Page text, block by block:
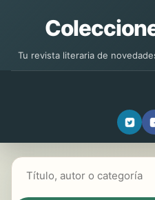
Tu revista literaria de